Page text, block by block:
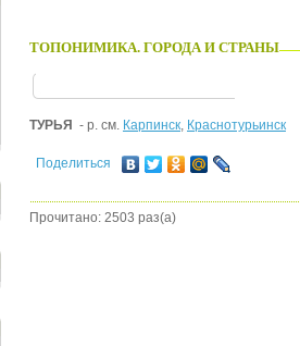
ТОПОНИМИКА. ГОРОДА И СТРАНЫ
ТУРЬЯ - р. см. Карпинск, Краснотурьинск
Поделиться
Прочитано: 2503 раз(а)